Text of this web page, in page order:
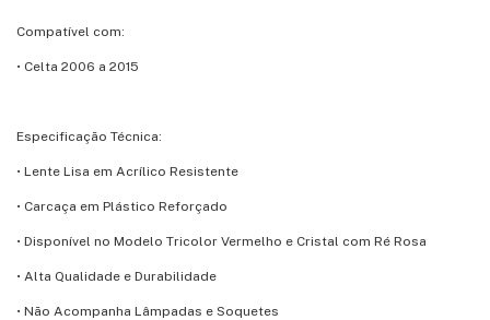
Compatível com:
• Celta 2006 a 2015
Especificação Técnica:
• Lente Lisa em Acrílico Resistente
• Carcaça em Plástico Reforçado
• Disponível no Modelo Tricolor Vermelho e Cristal com Ré Rosa
• Alta Qualidade e Durabilidade
• Não Acompanha Lâmpadas e Soquetes